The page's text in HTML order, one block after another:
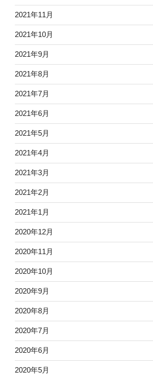
2021年11月
2021年10月
2021年9月
2021年8月
2021年7月
2021年6月
2021年5月
2021年4月
2021年3月
2021年2月
2021年1月
2020年12月
2020年11月
2020年10月
2020年9月
2020年8月
2020年7月
2020年6月
2020年5月